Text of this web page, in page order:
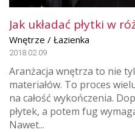
Jak układać płytki w
Wnętrze / Łazienka
2018.02.09
Aranżacja wnętrza to nie
materiałów. To proces
na całość wykończenia.
płytek, a potem fug
Nawet...